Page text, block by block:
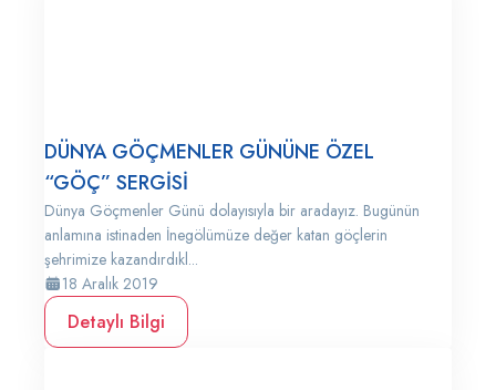
DÜNYA GÖÇMENLER GÜNÜNE ÖZEL
“GÖÇ” SERGİSİ
Dünya Göçmenler Günü dolayısıyla bir aradayız. Bugünün
anlamına istinaden İnegölümüze değer katan göçlerin
şehrimize kazandırdıkl...
18 Aralık 2019
Detaylı Bilgi